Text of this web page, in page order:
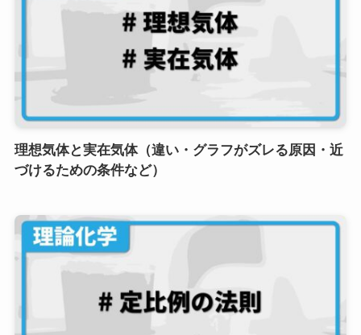
理想気体と実在気体（違い・グラフがズレる原因・近
づけるための条件など）